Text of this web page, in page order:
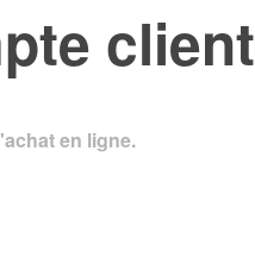
client
en ligne.